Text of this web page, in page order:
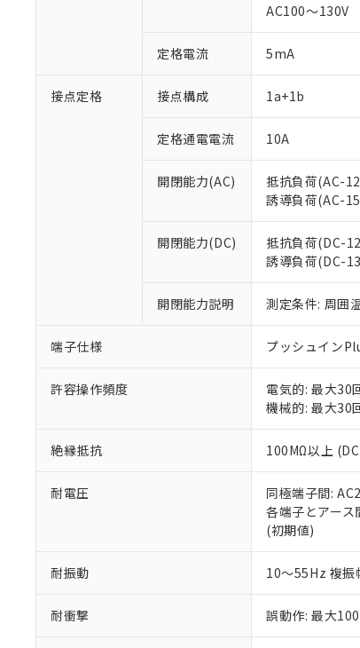
AC100～130V
定格電流 5mA
接点定格 接点構成 1a+1b
定格通電電流 10A
開閉能力(AC)
抵抗負荷(AC-
誘導負荷(AC-
開閉能力(DC)
抵抗負荷(DC-
誘導負荷(DC-
開閉能力説明 測定条件: 周
端子仕様 プッシュイン
許容操作頻度
電気的: 最大30
機械的: 最大30
絶縁抵抗 100MΩ以上
耐電圧
同極端子間:
各端子とアー
(初期値)
耐振動 10～55Hz 複
耐衝撃 誤動作: 最大
ご利用
以下の条件
くもの
当社
在庫
のであ
い。
正式
当社販
オムロ
在庫状
す。
マイ
お客様
が、当
さい。
※当社
いる法
対応済
調査・確認
非該当品：
仕入先様の
があります
六価クロム
フタル酸ビス
ル（DBP）
但し、RoHS指
※2 対応予
部品在庫の
※3 非含有
下記の非含
EU RoHS指
51物質の非
※本証明書
また、
混在するこ
既に当社
り割愛して
※1 中国
「×」：最
「－」：未
*中国RoHS10
DBP(フタル酸
DEHP(フタル
※2 環境保
「ｅ」：有
「10」：通
味します。
「－」：未
う）
など
当社
当社
置等
当社は
また
たしま
記
号
説
○ 一
△ 一
－
在
空
白